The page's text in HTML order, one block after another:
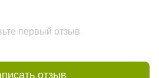
первый отзыв
отзыв